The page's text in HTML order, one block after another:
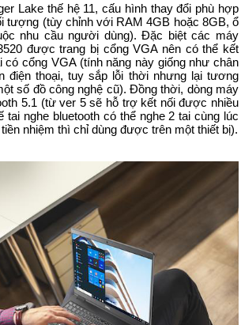
Lake thế hệ 11, cấu hình thay đổi phù hợp
tượng (tùy chỉnh với RAM 4GB hoặc 8GB, ổ
nhu cầu người dùng). Đặc biệt các máy
được trang bị cổng VGA nên có thể kết
có cổng VGA (tính năng này giống như chân
điện thoại, tuy sắp lỗi thời nhưng lại tương
số đồ công nghệ cũ). Đồng thời, dòng máy
5.1 (từ ver 5 sẽ hỗ trợ kết nối được nhiều
tai nghe bluetooth có thể nghe 2 tai cùng lúc
nhiệm thì chỉ dùng được trên một thiết bị).